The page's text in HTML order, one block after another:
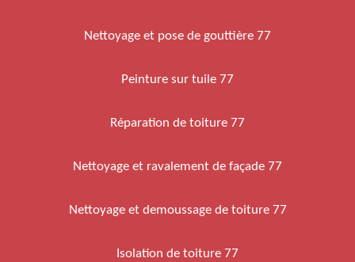
Nettoyage et pose de gouttière 77
Peinture sur tuile 77
Réparation de toiture 77
Nettoyage et ravalement de façade 77
Nettoyage et demoussage de toiture 77
Isolation de toiture 77